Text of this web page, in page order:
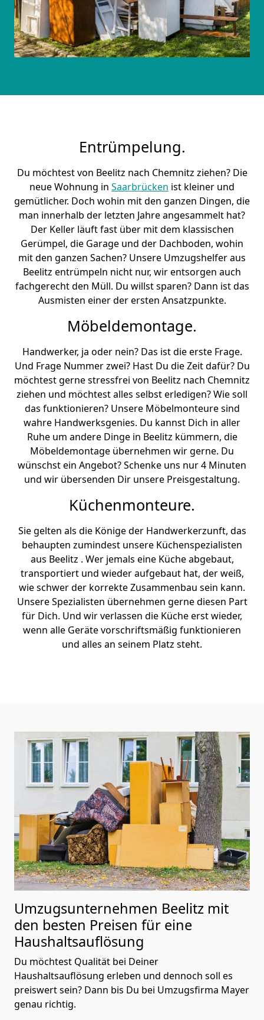
Entrümpelung.
Du möchtest von Beelitz nach Chemnitz ziehen? Die
neue Wohnung in Saarbrücken ist kleiner und
gemütlicher. Doch wohin mit den ganzen Dingen, die
man innerhalb der letzten Jahre angesammelt hat?
Der Keller läuft fast über mit dem klassischen
Gerümpel, die Garage und der Dachboden, wohin
mit den ganzen Sachen? Unsere Umzugshelfer aus
Beelitz entrümpeln nicht nur, wir entsorgen auch
fachgerecht den Müll. Du willst sparen? Dann ist das
Ausmisten einer der ersten Ansatzpunkte.
Möbeldemontage.
Handwerker, ja oder nein? Das ist die erste Frage.
Und Frage Nummer zwei? Hast Du die Zeit dafür? Du
möchtest gerne stressfrei von Beelitz nach Chemnitz
ziehen und möchtest alles selbst erledigen? Wie soll
das funktionieren? Unsere Möbelmonteure sind
wahre Handwerksgenies. Du kannst Dich in aller
Ruhe um andere Dinge in Beelitz kümmern, die
Möbeldemontage übernehmen wir gerne. Du
wünschst ein Angebot? Schenke uns nur 4 Minuten
und wir übersenden Dir unsere Preisgestaltung.
Küchenmonteure.
Sie gelten als die Könige der Handwerkerzunft, das
behaupten zumindest unsere Küchenspezialisten
aus Beelitz . Wer jemals eine Küche abgebaut,
transportiert und wieder aufgebaut hat, der weiß,
wie schwer der korrekte Zusammenbau sein kann.
Unsere Spezialisten übernehmen gerne diesen Part
für Dich. Und wir verlassen die Küche erst wieder,
wenn alle Geräte vorschriftsmäßig funktionieren
und alles an seinem Platz steht.
Umzugsunternehmen Beelitz mit
den besten Preisen für eine
Haushaltsauflösung
Du möchtest Qualität bei Deiner
Haushaltsauflösung erleben und dennoch soll es
preiswert sein? Dann bis Du bei Umzugsfirma Mayer
genau richtig.